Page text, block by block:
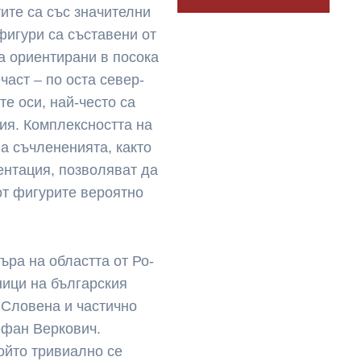
са със значителни
са съставени от
ориенти­рани в посока
– по оста север-
оси, най-чес­то са
Комплексността на
съчлененията, както
позволяват да
фигурите вероятно
на областта от Ро­
на българския
и частично
Веркович.
тривиално се